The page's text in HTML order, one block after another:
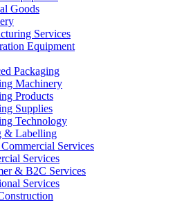
Goods
Services
Equipment
Packaging
Machinery
Products
Supplies
Technology
& Labelling
Services
Services
& B2C Services
Services